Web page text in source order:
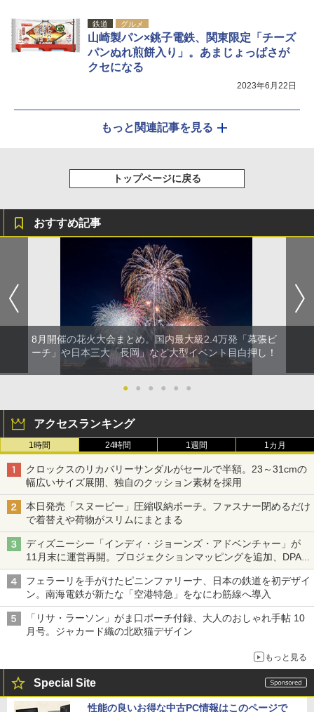
鉄道 グルメ
山崎製パン×銚子電鉄、関東限定「チーズ
パンぬれ煎餅入り」。あまじょっぱさが
クセになる
2023年6月22日
もっと関連記事を見る
トップページに戻る
おすすめ記事
8月開催の花火大会まとめ。国内最大級2.4万発「幕張ビ
ーチ」や日本三大「長岡」など大型イベント目白押し！
● ● ● ● ● ●
アクセスランキング
1時間 24時間 1週間 1カ月
クロックスのリカバリーサンダルがセールで半額。23～31cmの
幅広いサイズ展開、独自のクッション素材を採用
本日発売「スヌーピー」圧縮収納ポーチ。ファスナー閉めるだけ
で着替えや荷物がスリムにまとまる
ディズニーシー「インディ・ジョーンズ・アドベンチャー」が
11月末に運営再開。プロジェクションマッピングを追加、DPA
は1500円
フェラーリを手がけたピニンファリーナ、日本の鉄道を初デザイ
ン。南海電鉄が新たな「空港特急」をなにわ筋線へ導入
「リサ・ラーソン」がま口ポーチ付録、大人のおしゃれ手帖 10
月号。ジャカード織の北欧猫デザイン
もっと見る
Special Site
性能の良いお得な中古PC情報はこのページで